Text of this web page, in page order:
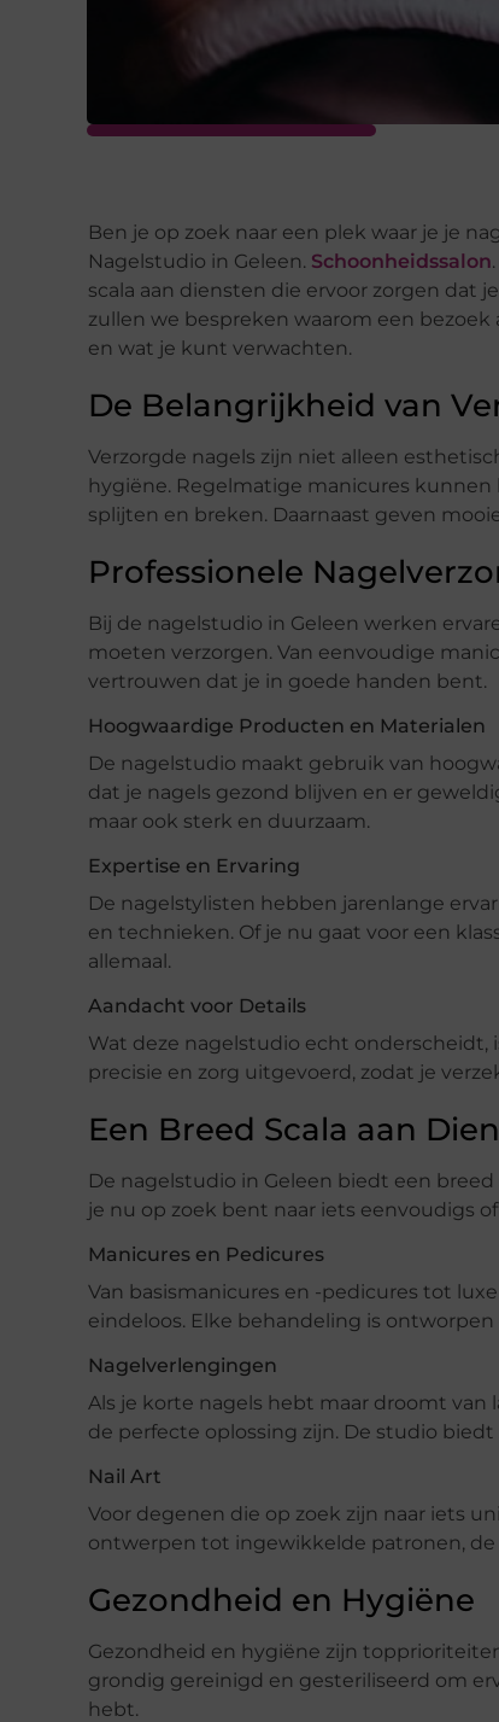
Ben je op zoek naar een plek waar je je
Nagelstudio in Geleen. Schoonheidssalon
scala aan diensten die ervoor zorgen dat
zullen we bespreken waarom een
en wat je kunt verwachten.
De Belangrijkheid van
Verzorgde nagels zijn niet alleen
hygiëne. Regelmatige manicures
splijten en breken. Daarnaast geven
Professionele
Bij de nagelstudio in Geleen werken
moeten verzorgen. Van eenvoudige
vertrouwen dat je in goede handen bent.
Hoogwaardige Producten en Materialen
De nagelstudio maakt gebruik van
dat je nagels gezond blijven en er
maar ook sterk en duurzaam.
Expertise en Ervaring
De nagelstylisten hebben jarenlange
en technieken. Of je nu gaat voor een
allemaal.
Aandacht voor Details
Wat deze nagelstudio echt
precisie en zorg uitgevoerd, zodat je
Een Breed Scala aan
De nagelstudio in Geleen biedt een breed
je nu op zoek bent naar iets eenvoudigs
Manicures en Pedicures
Van basismanicures en -pedicures tot
eindeloos. Elke behandeling is
Nagelverlengingen
Als je korte nagels hebt maar droomt
de perfecte oplossing zijn. De studio
Nail Art
Voor degenen die op zoek zijn naar iets
ontwerpen tot ingewikkelde patronen,
Gezondheid en Hygiëne
Gezondheid en hygiëne zijn
grondig gereinigd en gesteriliseerd om
hebt.